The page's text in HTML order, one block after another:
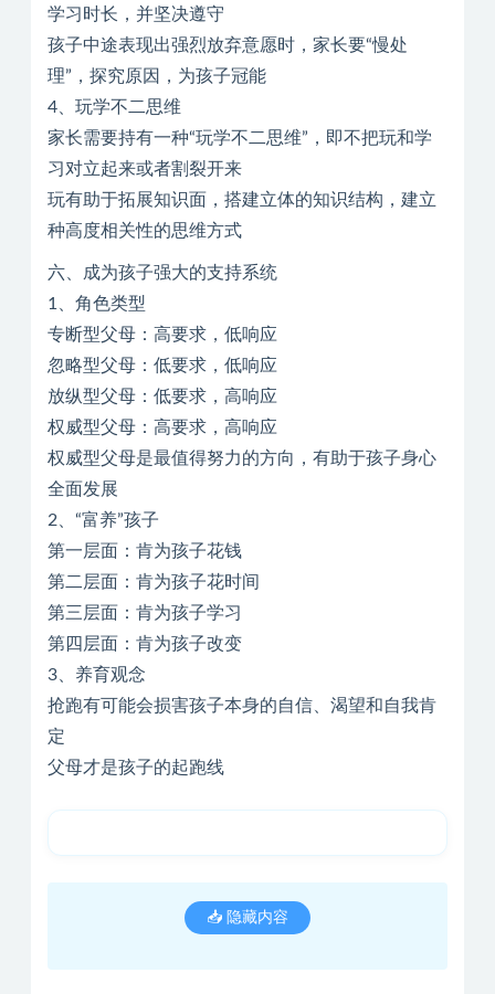
学习时长，并坚决遵守
孩子中途表现出强烈放弃意愿时，家长要“慢处
理”，探究原因，为孩子冠能
4、玩学不二思维
家长需要持有一种“玩学不二思维”，即不把玩和学
习对立起来或者割裂开来
玩有助于拓展知识面，搭建立体的知识结构，建立
种高度相关性的思维方式
六、成为孩子强大的支持系统
1、角色类型
专断型父母：高要求，低响应
忽略型父母：低要求，低响应
放纵型父母：低要求，高响应
权威型父母：高要求，高响应
权威型父母是最值得努力的方向，有助于孩子身心
全面发展
2、“富养”孩子
第一层面：肯为孩子花钱
第二层面：肯为孩子花时间
第三层面：肯为孩子学习
第四层面：肯为孩子改变
3、养育观念
抢跑有可能会损害孩子本身的自信、渴望和自我肯
定
父母才是孩子的起跑线
📥 隐藏内容